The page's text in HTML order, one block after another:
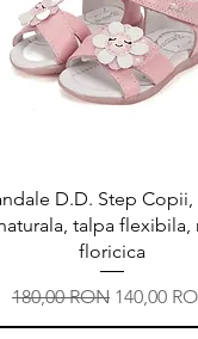
Afișare rapidă
D.D. Step
talpa flexibila,
floricica
Preț normal
180,00 RON Preț redus
140,00